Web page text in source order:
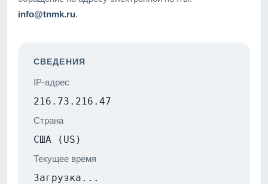
info@tnmk.ru.
СВЕДЕНИЯ
IP-адрес
216.73.216.47
Страна
США (US)
Текущее время
Загрузка...